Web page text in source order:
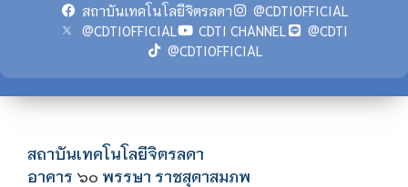
สถาบันเทคโนโลยีจิตรลดา
@CDTIOFFICIAL
@CDTIOFFICIAL
CDTI CHANNEL
@CDTI
@CDTIOFFICIAL
สถาบันเทคโนโลยีจิตรลดา
อาคาร ๖๐ พรรษา ราชสุดาสมภพ